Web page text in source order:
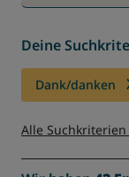
Deine
Dank/danken
Alle Suchkriterien